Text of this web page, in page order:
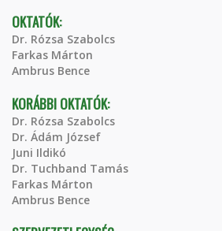
OKTATÓK:
Dr. Rózsa Szabolcs
Farkas Márton
Ambrus Bence
KORÁBBI OKTATÓK:
Dr. Rózsa Szabolcs
Dr. Ádám József
Juni Ildikó
Dr. Tuchband Tamás
Farkas Márton
Ambrus Bence